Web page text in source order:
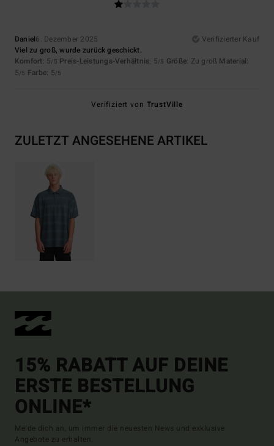
Daniel6. Dezember 2025
Verifizierter Kauf
Viel zu groß, wurde zurück geschickt.
Komfort: 5/5 Preis-Leistungs-Verhältnis: 5/5 Größe: Zu groß Material:
5/5 Farbe: 5/5
Verifiziert von TrustVille
ZULETZT ANGESEHENE ARTIKEL
15% RABATT AUF DEINE
ERSTE BESTELLUNG
ONLINE*
Melde dich an, um immer die neuesten News und exklusive
Angebote zu erhalten.